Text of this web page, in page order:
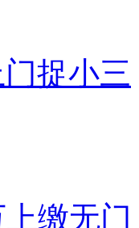
捉小三
缴无门